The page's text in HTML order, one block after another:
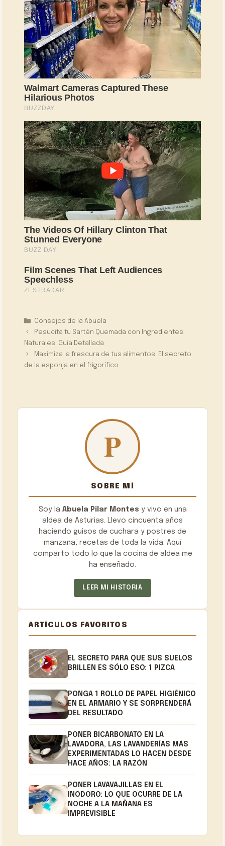
Categorías
Consejos de la Abuela
Resucita tu Sartén Quemada con Ingredientes
Naturales: Guía Detallada
Maximiza la frescura de tus alimentos: El secreto
de la esponja en el frigorífico
SOBRE MÍ
Soy la Abuela Pilar Montes y vivo en una
aldea de Asturias. Llevo cincuenta años
haciendo guisos de cuchara y postres de
manzana, recetas de toda la vida. Aquí
comparto todo lo que la cocina de aldea me
ha enseñado.
LEER MI HISTORIA
ARTÍCULOS FAVORITOS
EL SECRETO PARA QUE SUS SUELOS
BRILLEN ES SÓLO ESO: 1 PIZCA
PONGA 1 ROLLO DE PAPEL HIGIÉNICO
EN EL ARMARIO Y SE SORPRENDERÁ
DEL RESULTADO
PONER BICARBONATO EN LA
LAVADORA, LAS LAVANDERÍAS MÁS
EXPERIMENTADAS LO HACEN DESDE
HACE AÑOS: LA RAZÓN
PONER LAVAVAJILLAS EN EL
INODORO: LO QUE OCURRE DE LA
NOCHE A LA MAÑANA ES
IMPREVISIBLE